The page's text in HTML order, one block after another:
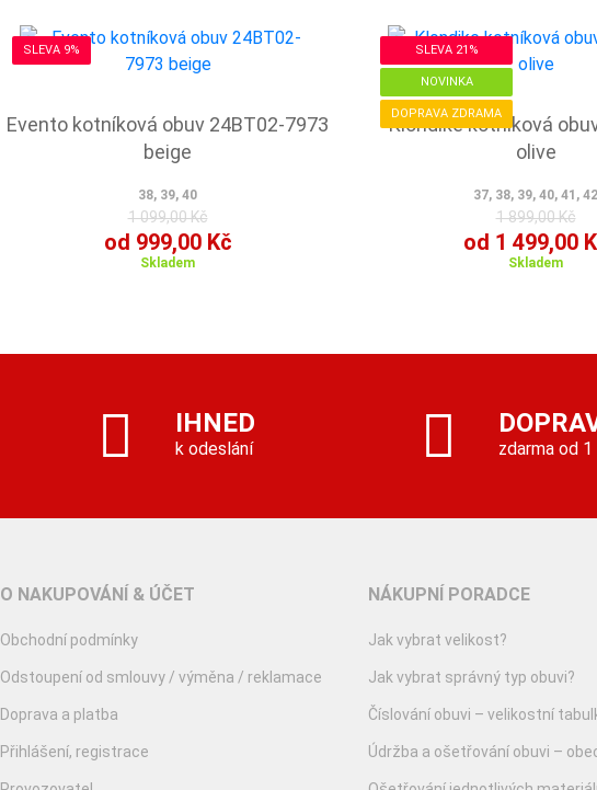
SLEVA 9%
Evento kotníková obuv 24BT02-7973
beige
38, 39, 40
1 099,00 Kč
od 999,00 Kč
Skladem
SLEVA 21%
NOVINKA
DOPRAVA ZDRAMA
Klondike kotníková
olive
37, 38, 39, 40, 41, 42
1 899,00 Kč
od 1 499,00
Skladem
IHNED
k odeslání zdarma od
O NAKUPOVÁNÍ & ÚČET
Obchodní podmínky
Odstoupení od smlouvy / výměna / reklamace
Doprava a platba
Přihlášení, registrace
NÁKUPNÍ PORADCE
Jak vybrat velikost?
Jak vybrat správný typ obuvi?
Číslování obuvi – velikostní
Údržba a ošetřování obuvi –